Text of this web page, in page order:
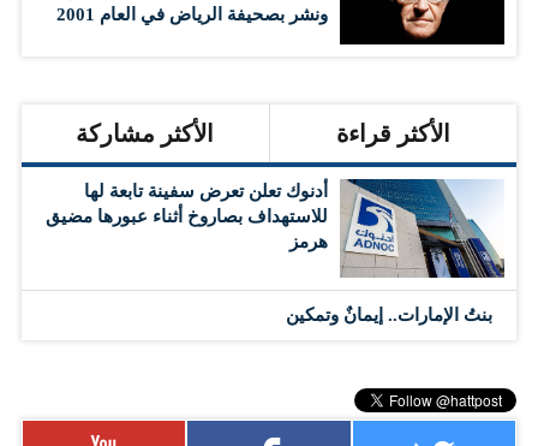
ونشر بصحيفة الرياض في العام 2001
الأكثر قراءة الأكثر مشاركة
أدنوك تعلن تعرض سفينة تابعة لها
للاستهداف بصاروخ أثناء عبورها مضيق
هرمز
بنتُ الإمارات.. إيمانٌ وتمكين